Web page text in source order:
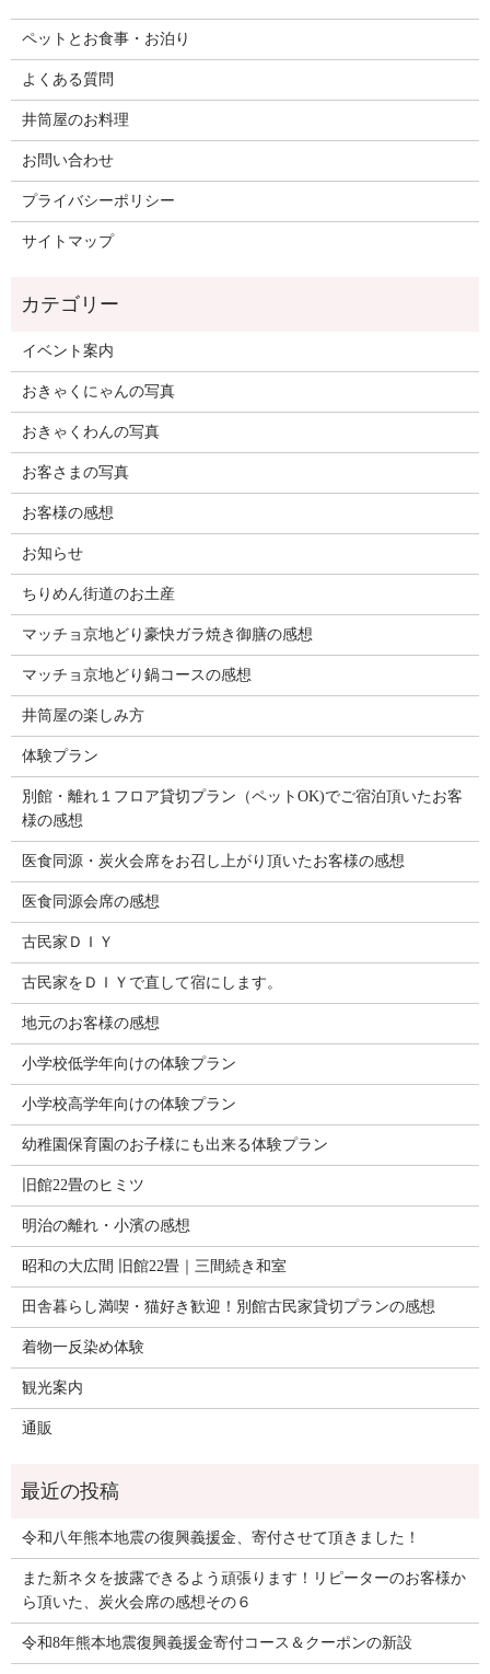
ペットとお食事・お泊り
よくある質問
井筒屋のお料理
お問い合わせ
プライバシーポリシー
サイトマップ
イベント案内
おきゃくにゃんの写真
おきゃくわんの写真
お客さまの写真
お客様の感想
お知らせ
ちりめん街道のお土産
マッチョ京地どり豪快ガラ焼き御膳の感想
マッチョ京地どり鍋コースの感想
井筒屋の楽しみ方
体験プラン
別館・離れ１フロア貸切プラン（ペットOK)でご宿泊頂いたお客
様の感想
医食同源・炭火会席をお召し上がり頂いたお客様の感想
医食同源会席の感想
古民家ＤＩＹ
古民家をＤＩＹで直して宿にします。
地元のお客様の感想
小学校低学年向けの体験プラン
小学校高学年向けの体験プラン
幼稚園保育園のお子様にも出来る体験プラン
旧館22畳のヒミツ
明治の離れ・小濱の感想
昭和の大広間 旧館22畳｜三間続き和室
田舎暮らし満喫・猫好き歓迎！別館古民家貸切プランの感想
着物一反染め体験
観光案内
通販
令和八年熊本地震の復興義援金、寄付させて頂きました！
また新ネタを披露できるよう頑張ります！リピーターのお客様か
ら頂いた、炭火会席の感想その６
令和8年熊本地震復興義援金寄付コース＆クーポンの新設